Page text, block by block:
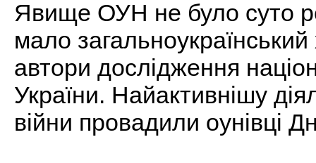
Явище ОУН не було суто
мало
автори дослідження
України. Найактивнішу
війни провадили оунівці